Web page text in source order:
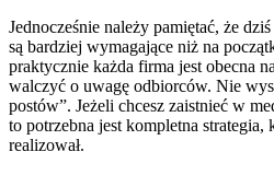
Jednocześnie należy pamiętać, że
są bardziej wymagające niż na
praktycznie każda firma jest obecna
walczyć o uwagę odbiorców. Nie
postów”. Jeżeli chcesz zaistnieć w
to potrzebna jest kompletna strategia,
realizował.